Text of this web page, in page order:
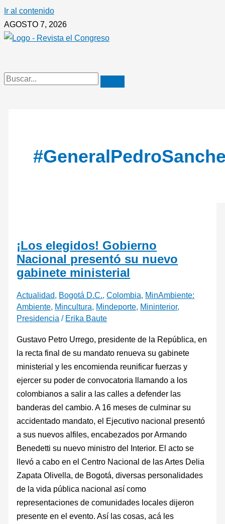
Ir al contenido
AGOSTO 7, 2026
¡Los elegidos! Gobierno
Nacional presentó su nuevo
gabinete ministerial
Actualidad, Bogotá D.C.,Colombia, MinAmbiente:
Ambiente, Mincultura, Mindeporte, Mininterior,
Presidencia / Erika Baute
Gustavo Petro Urrego, presidente de la República, en
la recta final de su mandato renueva su gabinete
ministerial y les encomienda reunificar fuerzas y
ejercer su poder de convocatoria llamando a los
colombianos a salir a las calles a defender las
banderas del cambio. A 16 meses de culminar su
accidentado mandato, el Ejecutivo nacional presentó
a sus nuevos alfiles, encabezados por Armando
Benedetti su nuevo ministro del Interior. El acto se
llevó a cabo en el Centro Nacional de las Artes Delia
Zapata Olivella, de Bogotá, diversas personalidades
de la vida pública nacional así como
representaciones de comunidades locales dijeron
presente en el evento. Así las cosas, acá les